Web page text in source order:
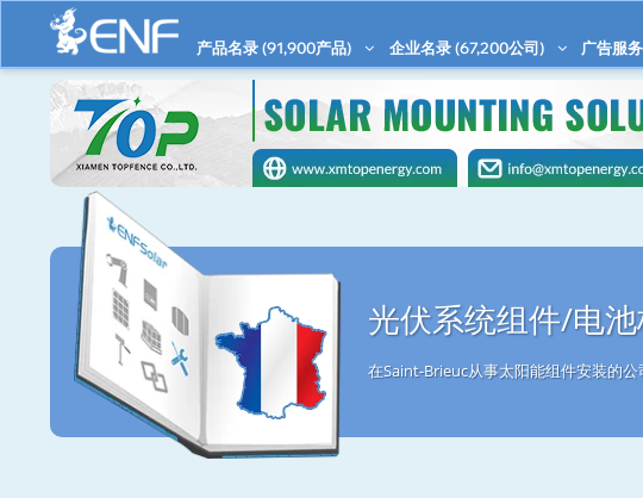
产品名录 (91,900产品) 企业名录 (67,200公司) 广告服务
光伏系统组件/电
在Saint-Brieuc从事太阳能组件安装的